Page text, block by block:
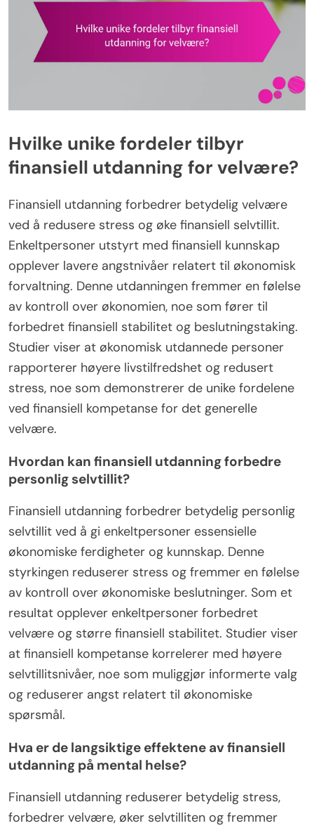
Hvilke unike fordeler tilbyr
finansiell utdanning for velvære?
Finansiell utdanning forbedrer betydelig velvære
ved å redusere stress og øke finansiell selvtillit.
Enkeltpersoner utstyrt med finansiell kunnskap
opplever lavere angstnivåer relatert til økonomisk
forvaltning. Denne utdanningen fremmer en følelse
av kontroll over økonomien, noe som fører til
forbedret finansiell stabilitet og beslutningstaking.
Studier viser at økonomisk utdannede personer
rapporterer høyere livstilfredshet og redusert
stress, noe som demonstrerer de unike fordelene
ved finansiell kompetanse for det generelle
velvære.
Hvordan kan finansiell utdanning forbedre
personlig selvtillit?
Finansiell utdanning forbedrer betydelig personlig
selvtillit ved å gi enkeltpersoner essensielle
økonomiske ferdigheter og kunnskap. Denne
styrkingen reduserer stress og fremmer en følelse
av kontroll over økonomiske beslutninger. Som et
resultat opplever enkeltpersoner forbedret
velvære og større finansiell stabilitet. Studier viser
at finansiell kompetanse korrelerer med høyere
selvtillitsnivåer, noe som muliggjør informerte valg
og reduserer angst relatert til økonomiske
spørsmål.
Hva er de langsiktige effektene av finansiell
utdanning på mental helse?
Finansiell utdanning reduserer betydelig stress,
forbedrer velvære, øker selvtilliten og fremmer